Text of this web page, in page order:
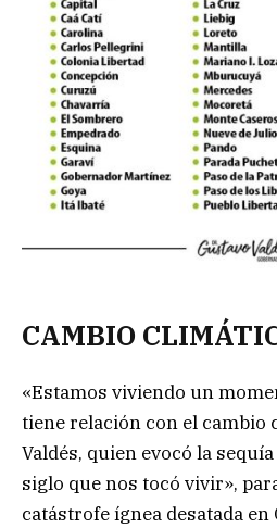
CAMBIO
«Estamos viviendo un
tiene relación con el cambio
Valdés, quien evocó la
siglo que nos tocó vivir»,
catástrofe ígnea desatada